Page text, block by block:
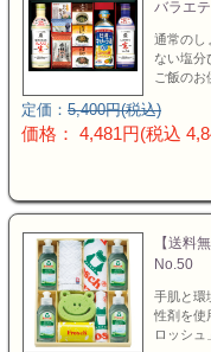
バラエ
通常のし
ない塩分
ご飯のお
定価： 5,400円(税込)
価格： 4,481円(税込
【送料
No.50
手肌と環
性剤を使
ロッシュ